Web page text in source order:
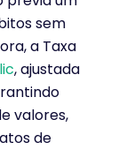
sem
a Taxa
, ajustada
valores,
de